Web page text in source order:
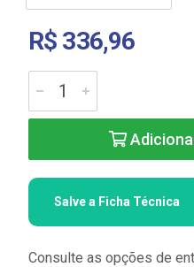
R$ 336,96
Salve a Ficha Técnica
Consulte as opções de